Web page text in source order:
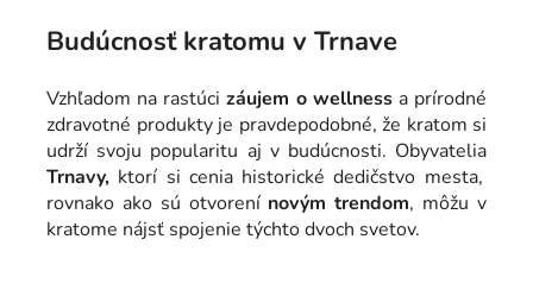
Budúcnosť kratomu v Trnave
Vzhľadom na rastúci záujem o wellnessa prírodné
zdravotné produkty je pravdepodobné, že kratom si
udrží svoju popularitu aj v budúcnosti. Obyvatelia
Trnavy, ktorí si cenia historické dedičstvo mesta,
rovnako ako sú otvorenínovým trendom, môžu v
kratome nájsť spojenie týchto dvoch svetov.